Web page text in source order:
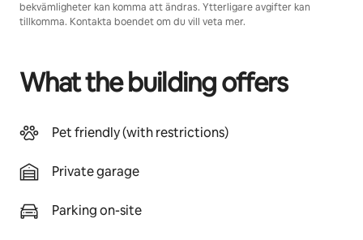
bekvämligheter kan komma att ändras. Ytterligare avgifter kan
tillkomma. Kontakta boendet om du vill veta mer.
What the building offers
Pet friendly (with restrictions)
Private garage
Parking on-site